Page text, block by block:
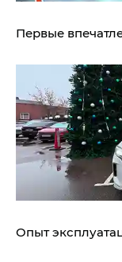
Первые
Опыт